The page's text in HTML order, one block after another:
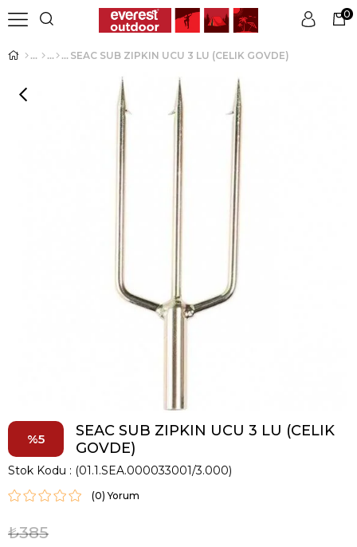
Üye Girişi Üye Ol
0
SEAC SUB ZIPKIN UCU 3 LU (CELIK GOVDE)
5
SEAC SUB ZIPKIN UCU 3 LU (CELIK
GOVDE)
Stok Kodu (01.1.SEA.000033001/3.000)
(0)
₺385